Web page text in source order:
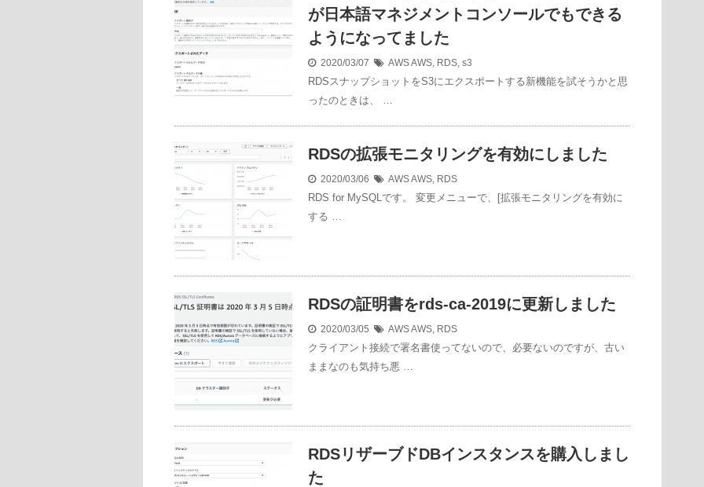
が日本語マネジメントコンソールでもできる
ようになってました
2020/03/07 AWSAWS, RDS, s3
RDSスナップショットをS3にエクスポートする新機能を試そうかと思
ったのときは、 …
RDSの拡張モニタリングを有効にしました
2020/03/06 AWSAWS, RDS
RDS for MySQLです。 変更メニューで、[拡張モニタリングを有効に
する …
RDSの証明書をrds-ca-2019に更新しました
2020/03/05 AWSAWS, RDS
クライアント接続で署名書使ってないので、必要ないのですが、古い
ままなのも気持ち悪 …
RDSリザーブドDBインスタンスを購入しまし
た